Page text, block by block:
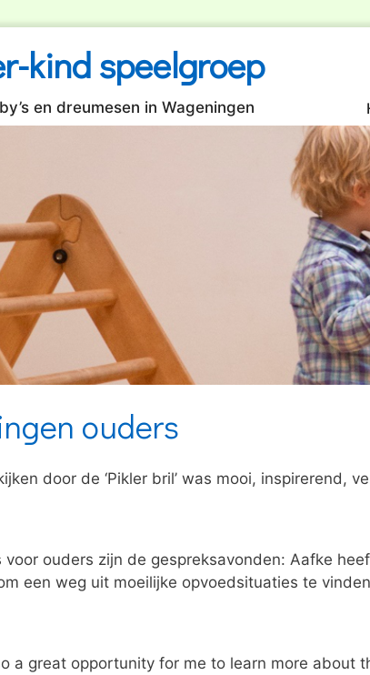
kind speelgroep
en dreumesen in Wageningen
ouders
door de ‘Pikler bril’ was mooi, inspirerend,
voor ouders zijn de gespreksavonden: Aafke
een weg uit moeilijke opvoedsituaties te
a great opportunity for me to learn more about